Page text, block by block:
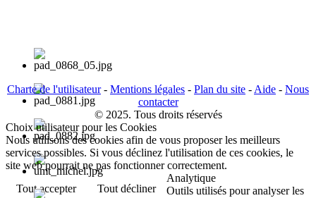
Charte de l'utilisateur- Mentions légales - Plan du site - Aide - Nous
contacter
© 2025. Tous droits réservés
Choix utilisateur pour les Cookies
Nous utilisons des cookies afin de vous proposer les meilleurs
services possibles. Si vous déclinez l'utilisation de ces cookies, le
site web pourrait ne pas fonctionner correctement.
Tout accepter
Tout décliner
Analytique
Outils utilisés pour analyser les